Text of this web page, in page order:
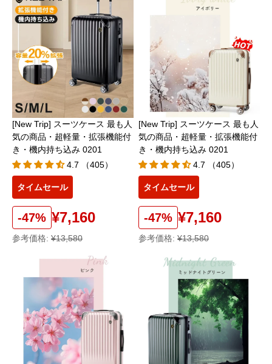
[New Trip] スーツケース 最も人
気の商品・超軽量・拡張機能付
き・機内持ち込み 0201
4.7 （405）
タイムセール
-47% ¥7,160
参考価格: ¥13,580
[New Trip] スーツケース 最も人
気の商品・超軽量・拡張機能付
き・機内持ち込み 0201
4.7 （405）
タイムセール
-47% ¥7,160
参考価格: ¥13,580